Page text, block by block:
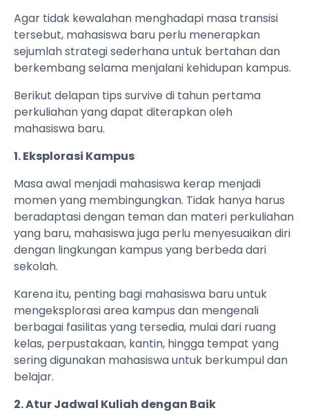
Agar tidak kewalahan menghadapi masa transisi
tersebut, mahasiswa baru perlu menerapkan
sejumlah strategi sederhana untuk bertahan dan
berkembang selama menjalani kehidupan kampus.
Berikut delapan tips survive di tahun pertama
perkuliahan yang dapat diterapkan oleh
mahasiswa baru.
1. Eksplorasi Kampus
Masa awal menjadi mahasiswa kerap menjadi
momen yang membingungkan. Tidak hanya harus
beradaptasi dengan teman dan materi perkuliahan
yang baru, mahasiswa juga perlu menyesuaikan diri
dengan lingkungan kampus yang berbeda dari
sekolah.
Karena itu, penting bagi mahasiswa baru untuk
mengeksplorasi area kampus dan mengenali
berbagai fasilitas yang tersedia, mulai dari ruang
kelas, perpustakaan, kantin, hingga tempat yang
sering digunakan mahasiswa untuk berkumpul dan
belajar.
2. Atur Jadwal Kuliah dengan Baik